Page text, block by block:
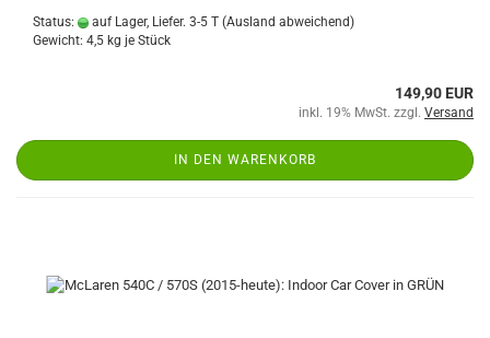
Status: auf Lager, Liefer. 3-5 T (Ausland abweichend)
Gewicht: 4,5 kg je Stück
149,90 EUR
inkl. 19% MwSt. zzgl. Versand
IN DEN WARENKORB